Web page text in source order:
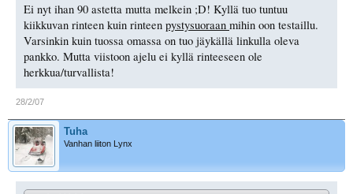
Ei nyt ihan 90 astetta mutta melkein ;D! Kyllä tuo tuntuu
kiikkuvan rinteen kuin rinteen pystysuoraan mihin oon testaillu.
Varsinkin kuin tuossa omassa on tuo jäykällä linkulla oleva
pankko. Mutta viistoon ajelu ei kyllä rinteeseen ole
herkkua/turvallista!
28/2/07
Tuha
Vanhan liiton Lynx